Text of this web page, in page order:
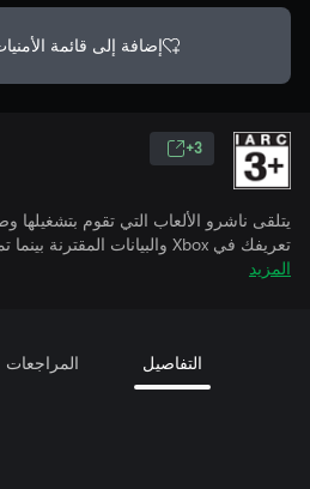
إضافة إلى قائمة
3+
يتلقى ناشرو الألعاب التي تقوم
تعريفك في Xbox والبيانات المقترنة بينما تمارس الألعاب.
المزيد
التفاصيل المراجعات